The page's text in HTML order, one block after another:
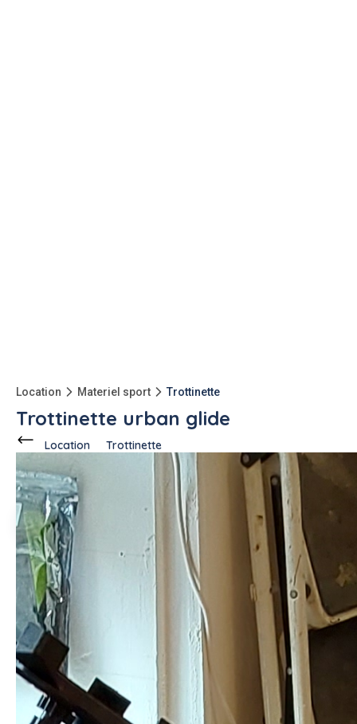
Location Materiel sport Trottinette
Trottinette urban glide
Location Trottinette
Ce voisin propose en location à Agde (34300)
Francis F. 2 annonces
-5kg qu'à l'achat
Description de l'annonce
Je propose à la location trottinettes urban glide. Assurance,
antivols chargeur, petite sacoche de transport et casque
inclus, location à la journée
#trottinette